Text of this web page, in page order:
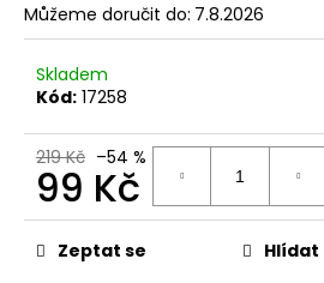
Můžeme doručit do: 7.8.2026
Skladem
Kód: 17258
219 Kč –54 %
99 Kč
Měrná
cena:Zeptat se Hlídat
D
o
p
r
u
u